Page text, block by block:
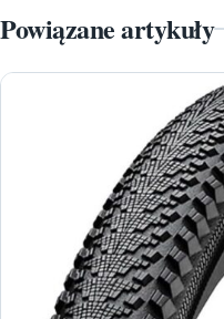
Powiązane artykuły